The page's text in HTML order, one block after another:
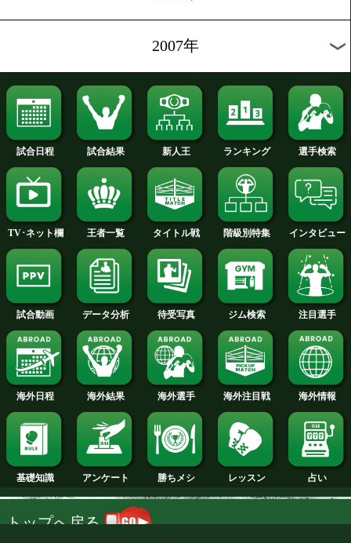
2016年
2015年
2014年
2013年
2012年
2011年
2010年